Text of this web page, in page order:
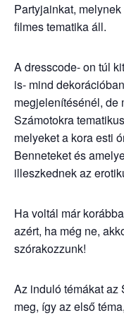
Partyjainkat,
filmes tematika áll.
A dresscode- on túl
is- mind
megjelenítésénél, de
Számotokra
melyeket a kora esti
Benneteket és
illeszkednek az
Ha voltál már
azért, ha még ne,
szórakozzunk!
Az induló témákat az
meg, így az első